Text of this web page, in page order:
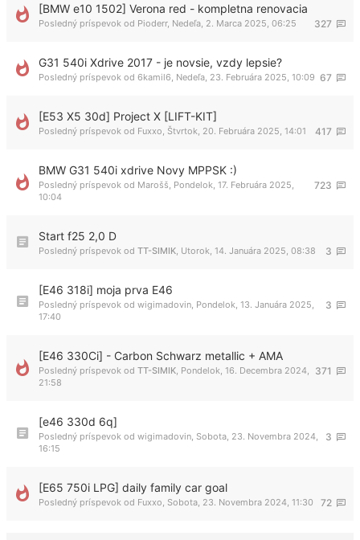
[BMW e10 1502] Verona red - kompletna renovacia
327
Posledný príspevok od Pioderr, Nedeľa, 2. Marca 2025, 06:25
G31 540i Xdrive 2017 - je novsie, vzdy lepsie?
67
Posledný príspevok od 6kamil6 Nedeľa, 23. Februára 2025, 10:09
[E53 X5 30d] Project X [LIFT-KIT]
417
Posledný príspevok od Fuxxo Štvrtok, 20. Februára 2025, 14:01
BMW G31 540i xdrive Novy MPPSK :)
723
Posledný príspevok od Marošš Pondelok, 17. Februára 2025,
10:04
Start f25 2,0 D
3
Posledný príspevok od TT-SIMIK Utorok, 14. Januára 2025, 08:38
[E46 318i] moja prva E46
3
Posledný príspevok od wigimadovin Pondelok, 13. Januára 2025,
17:40
[E46 330Ci] - Carbon Schwarz metallic + AMA
371
Posledný príspevok od TT-SIMIK Pondelok, 16. Decembra 2024,
21:58
[e46 330d 6q]
3
Posledný príspevok od wigimadovin Sobota, 23. Novembra 2024,
16:15
[E65 750i LPG] daily family car goal
72
Posledný príspevok od Fuxxo Sobota, 23. Novembra 2024, 11:30